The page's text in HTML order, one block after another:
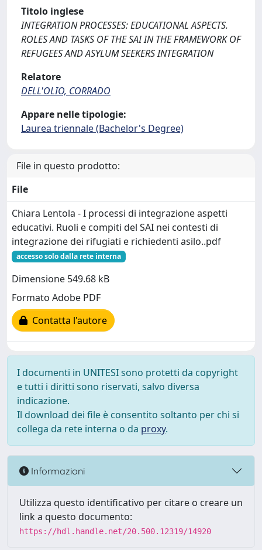
Titolo inglese
INTEGRATION PROCESSES: EDUCATIONAL ASPECTS.
ROLES AND TASKS OF THE SAI IN THE FRAMEWORK OF
REFUGEES AND ASYLUM SEEKERS INTEGRATION
Relatore
DELL'OLIO, CORRADO
Appare nelle tipologie:
Laurea triennale (Bachelor's Degree)
File in questo prodotto:
File
Chiara Lentola - I processi di integrazione aspetti
educativi. Ruoli e compiti del SAI nei contesti di
integrazione dei rifugiati e richiedenti asilo..pdf
accesso solo dalla rete interna
Dimensione 549.68 kB
Formato Adobe PDF
Contatta l'autore
I documenti in UNITESI sono protetti da copyright
e tutti i diritti sono riservati, salvo diversa
indicazione.
Il download dei file è consentito soltanto per chi si
collega da rete interna o da proxy.
Informazioni
Utilizza questo identificativo per citare o creare un
link a questo documento:
https://hdl.handle.net/20.500.12319/14920